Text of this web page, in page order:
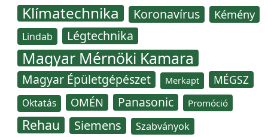
Klímatechnika Koronavírus Kémény
Lindab Légtechnika
Magyar Mérnöki Kamara
Magyar Épületgépészet Merkapt MÉGSZ
Oktatás OMÉN Panasonic Promóció
Rehau Siemens Szabványok